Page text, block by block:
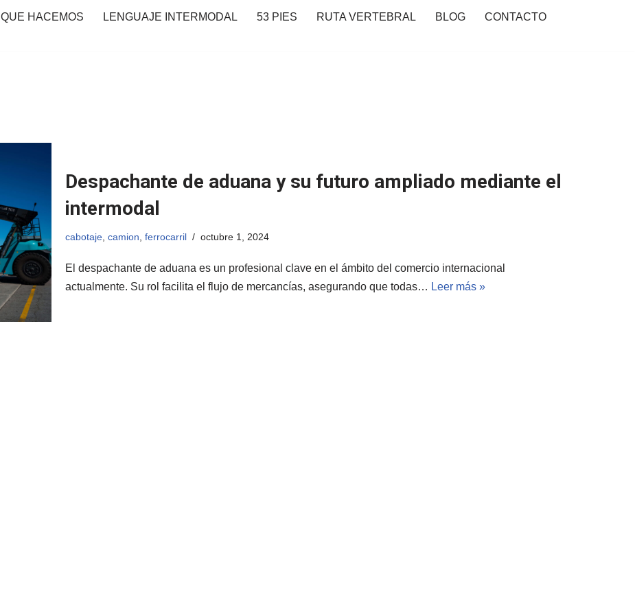
QUE HACEMOS LENGUAJE INTERMODAL 53 PIES RUTA VERTEBRAL BLOG CONTACTO
Despachante de aduana y su futuro ampliado mediante el
intermodal
cabotaje camion ferrocarril octubre 1, 2024
El despachante de aduana es un profesional clave en el ámbito del comercio internacional
actualmente. Su rol facilita el flujo de mercancías, asegurando que todas… Leer más »